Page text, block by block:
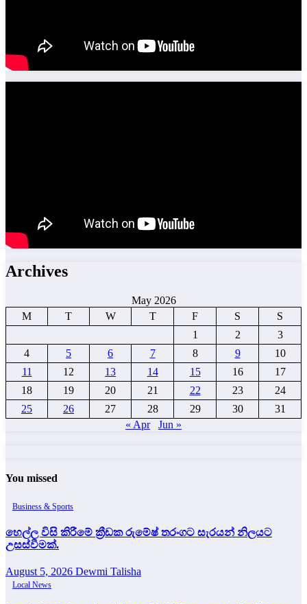
Archives
May 2026
M
T W T F S
S
1
2
3
4
5 6 7 8 9
10
11
12 13 14 15 16
17
18
19 20 21 22 23
24
25
26 27 28 29 30
31
« Apr
Jun »
You missed
Business & Sports
හෙල්ල විසි කිරීමේ ක්‍රීඩක රුමේෂ් තරංගට සැරයන් නිලයට
උසස්වීමක්.
August 5, 2026 Dewmi Talisha
Local News